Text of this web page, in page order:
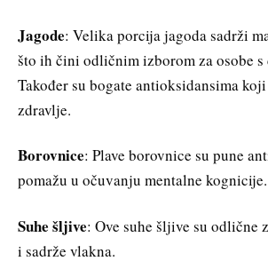
Jagode: Velika porcija jagoda sadrži
što ih čini odličnim izborom za osobe s
Također su bogate antioksidansima
zdravlje.
Borovnice: Plave borovnice su pune
pomažu u očuvanju mentalne kognicije.
Suhe šljive: Ove suhe šljive su odlične
i sadrže vlakna.